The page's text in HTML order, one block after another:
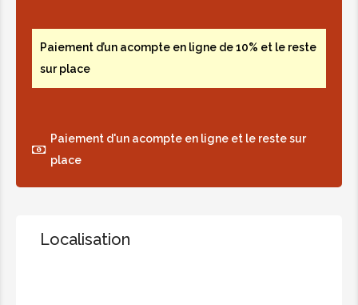
Paiement d’un acompte en ligne de 10% et le reste
sur place
Paiement d'un acompte en ligne et le reste sur
place
Localisation